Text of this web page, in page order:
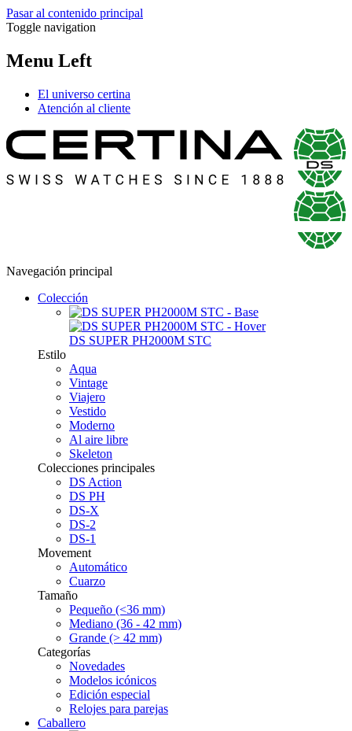
Pasar al contenido principal
Toggle navigation
Menu Left
El universo certina
Atención al cliente
Navegación principal
Colección
DS SUPER PH2000M STC
Estilo
Aqua
Vintage
Viajero
Vestido
Moderno
Al aire libre
Skeleton
Colecciones principales
DS Action
DS PH
DS-X
DS-2
DS-1
Movement
Automático
Cuarzo
Tamaño
Pequeño (<36 mm)
Mediano (36 - 42 mm)
Grande (> 42 mm)
Categorías
Novedades
Modelos icónicos
Edición especial
Relojes para parejas
Caballero